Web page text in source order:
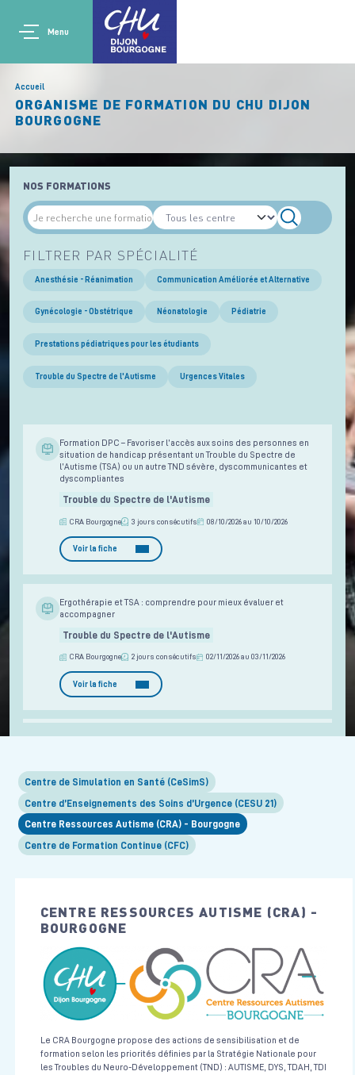
Aller au contenu principal
Main navigation
Menu
Accueil
ORGANISME DE FORMATION DU CHU DIJON
BOURGOGNE
NOS FORMATIONS
FILTRER PAR SPÉCIALITÉ
Anesthésie - Réanimation Communication Améliorée et Alternative
Gynécologie - Obstétrique Néonatologie Pédiatrie
Prestations pédiatriques pour les étudiants
Trouble du Spectre de l'Autisme Urgences Vitales
Formation DPC – Favoriser l’accès aux soins des personnes en
situation de handicap présentant un Trouble du Spectre de
l’Autisme (TSA) ou un autre TND sévère, dyscommunicantes et
dyscompliantes
Trouble du Spectre de l'Autisme
CRA Bourgogne 3 jours consécutifs 08/10/2026 au 10/10/2026
Voir la fiche
Ergothérapie et TSA : comprendre pour mieux évaluer et
accompagner
Trouble du Spectre de l'Autisme
CRA Bourgogne 2 jours consécutifs 02/11/2026 au 03/11/2026
Voir la fiche
Annonce d'une mauvaise nouvelle en périnatalité
Centre de Simulation en santé 7 heures
Voir la fiche
Voir la fiche
Prise en charge d'une urgence vitale pédiatrique en service
adulte
Pédiatrie
Centre de Simulation en santé 7 heures Le 02/11/2026
Voir la fiche
Centre de Simulation en Santé (CeSimS)
Centre d’Enseignements des Soins d’Urgence (CESU 21)
Centre Ressources Autisme (CRA) - Bourgogne
Centre de Formation Continue (CFC)
CENTRE RESSOURCES AUTISME (CRA) -
BOURGOGNE
Le CRA Bourgogne propose des actions de sensibilisation et de
formation selon les priorités définies par la Stratégie Nationale pour
les Troubles du Neuro-Développement (TND) : AUTISME, DYS, TDAH, TDI
Panneau de gestion des cookies